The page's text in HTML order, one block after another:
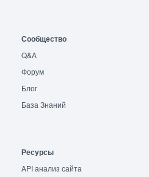
Сообщество
Q&A
Форум
Блог
База Знаний
Ресурсы
API анализ сайта